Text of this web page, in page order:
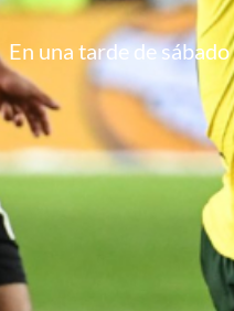
En una tarde de